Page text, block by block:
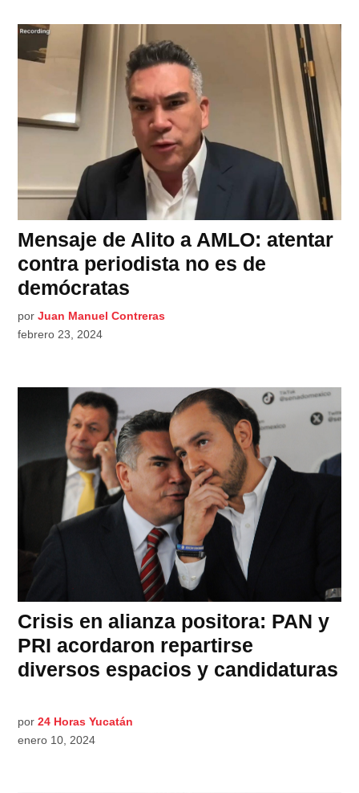
Mensaje de Alito a AMLO: atentar
contra periodista no es de
demócratas
por Juan Manuel Contreras
febrero 23, 2024
Crisis en alianza positora: PAN y
PRI acordaron repartirse
diversos espacios y candidaturas
por 24 Horas Yucatán
enero 10, 2024